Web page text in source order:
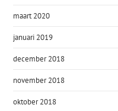
maart 2020
januari 2019
december 2018
november 2018
oktober 2018